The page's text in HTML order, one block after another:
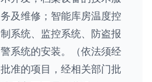
务及维修；智能库房温度控
制系统、监控系统、防盗报
警系统的安装。（依法须经
批准的项目，经相关部门批